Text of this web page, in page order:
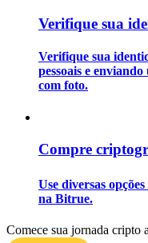
Estratégias de
Aprenda como se
Verifique sua
Verifique sua
pessoais e
com foto.
Compre
Use diversas
na Bitrue.
Comece sua jornada cripto